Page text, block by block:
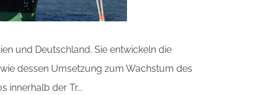
und Deutschland. Sie entwickeln die
dessen Umsetzung zum Wachstum des
innerhalb der Tr...